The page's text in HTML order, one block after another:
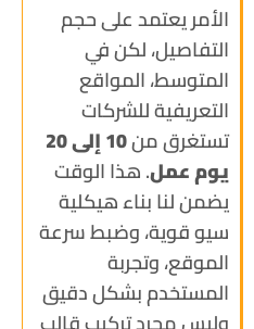
الأمر يعتمد على حجم
التفاصيل، لكن في
المتوسط، المواقع
التعريفية للشركات
تستغرق من
10 إلى 20
يوم عمل. هذا الوقت
يضمن لنا بناء هيكلية
سيو قوية، وضبط سرعة
الموقع، وتجربة
المستخدم بشكل دقيق